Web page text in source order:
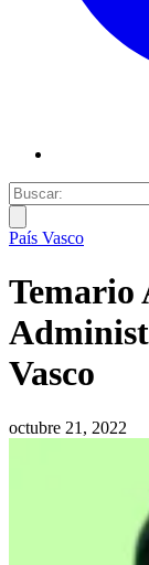
País Vasco
Vasco
octubre 21, 2022